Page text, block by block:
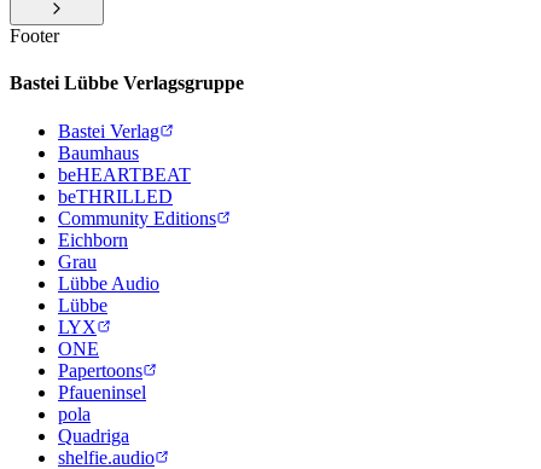
Footer
Bastei Lübbe Verlagsgruppe
Bastei Verlag
Baumhaus
beHEARTBEAT
beTHRILLED
Community Editions
Eichborn
Grau
Lübbe Audio
Lübbe
LYX
ONE
Papertoons
Pfaueninsel
pola
Quadriga
shelfie.audio